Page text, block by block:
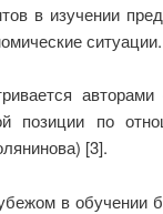
в изучении
ситуации.
позиции по
[3].
в обучении